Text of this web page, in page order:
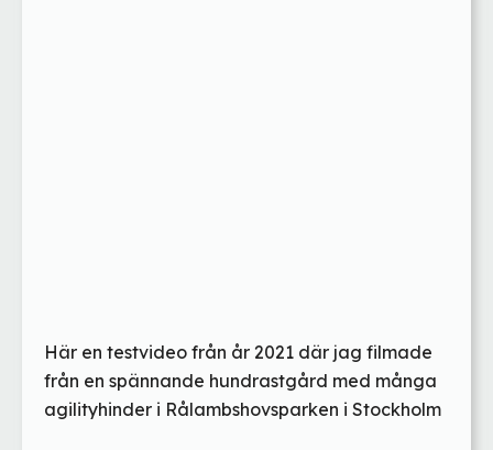
Här en testvideo från år 2021 där jag filmade
från en spännande hundrastgård med många
agilityhinder i Rålambshovsparken i Stockholm